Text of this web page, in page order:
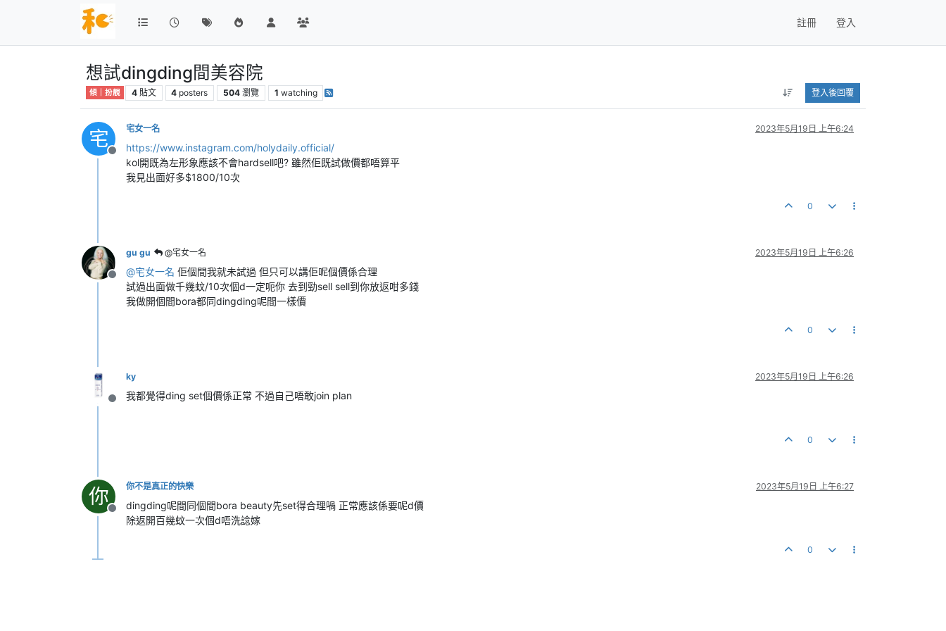
註冊 登入
想試dingding間美容院
傾｜扮靚 4 貼文 4 posters 504 瀏覽 1 watching 登入後回覆
宅
離線
宅女一名 2023年5月19日 上午6:24
https://www.instagram.com/holydaily.official/
kol開既為左形象應該不會hardsell吧? 雖然佢既試做價都唔算平
我見出面好多$1800/10次
0
離線
gu gu @宅女一名 2023年5月19日 上午6:26
@宅女一名 佢個間我就未試過 但只可以講佢呢個價係合理
試過出面做千幾蚊/10次個d一定呃你 去到勁sell sell到你放返咁多錢
我做開個間bora都同dingding呢間一樣價
0
離線
ky 2023年5月19日 上午6:26
我都覺得ding set個價係正常 不過自己唔敢join plan
0
你
離線
你不是真正的快樂 2023年5月19日 上午6:27
dingding呢間同個間bora beauty先set得合理喎 正常應該係要呢d價
除返開百幾蚊一次個d唔洗諗嫁
0